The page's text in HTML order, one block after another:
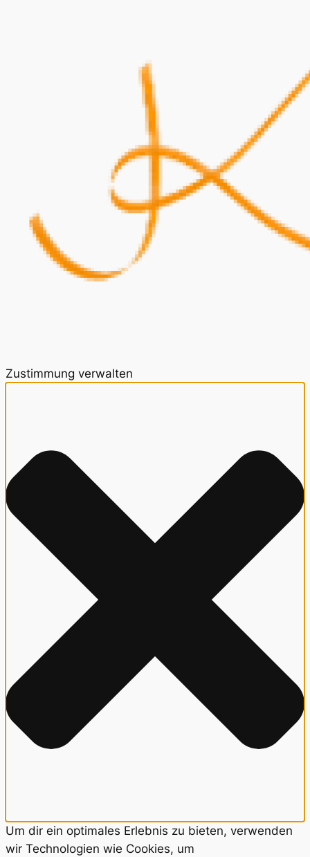
Zustimmung verwalten
Um dir ein optimales Erlebnis zu bieten, verwenden
wir Technologien wie Cookies, um